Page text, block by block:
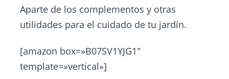
Aparte de los complementos y otras
utilidades para el cuidado de tu jardín.
[amazon box=»B07SV1YJG1″
template=»vertical»]